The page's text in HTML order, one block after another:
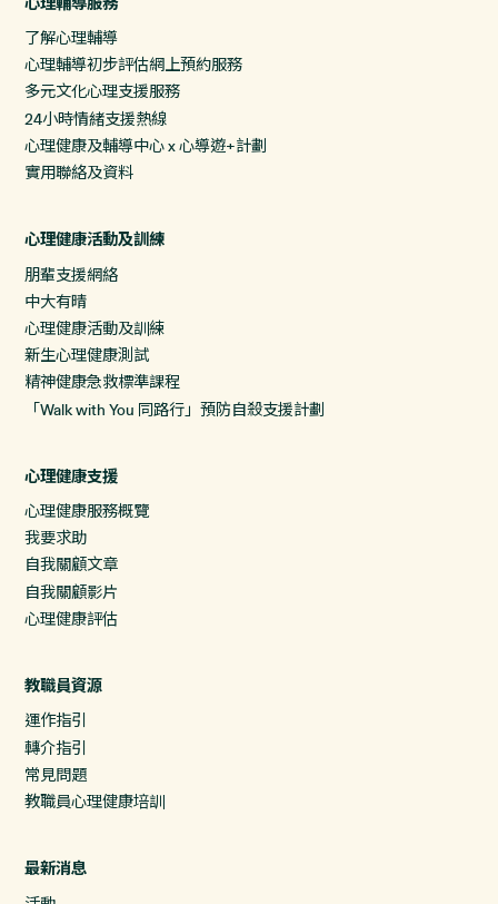
了解心理輔導
心理輔導初步評估網上預約服務
多元文化心理支援服務
24小時情緒支援熱線
心理健康及輔導中心 x 心導遊+計劃
實用聯絡及資料
心理健康活動及訓練
朋輩支援網絡
中大有晴
心理健康活動及訓練
新生心理健康測試
精神健康急救標準課程
「Walk with You 同路行」預防自殺支援計劃
心理健康支援
心理健康服務概覽
我要求助
自我關顧文章
自我關顧影片
心理健康評估
教職員資源
運作指引
轉介指引
常見問題
教職員心理健康培訓
最新消息